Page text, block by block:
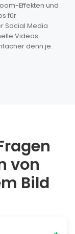
Effekten und
für
Social Media
Videos
denn je.
von
Bild